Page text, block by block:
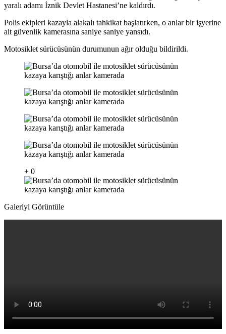
yaralı adamı İznik Devlet Hastanesi’ne kaldırdı.
Polis ekipleri kazayla alakalı tahkikat başlatırken, o anlar bir işyerine
ait güvenlik kamerasına saniye saniye yansıdı.
Motosiklet sürücüsünün durumunun ağır olduğu bildirildi.
+ 0
Galeriyi Görüntüle